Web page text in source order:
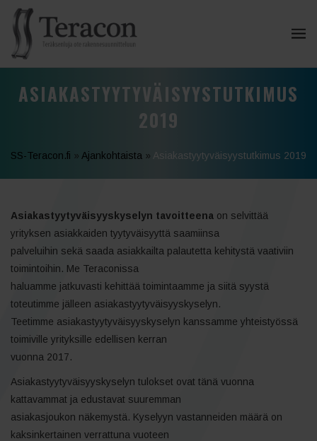
ASIAKASTYYTYVÄISYYSTUTKIMUS
2019
SS-Teracon.fi » Ajankohtaista » Asiakastyytyväisyystutkimus 2019
Asiakastyytyväisyyskyselyn tavoitteena on selvittää
yrityksen asiakkaiden tyytyväisyyttä saamiinsa
palveluihin sekä saada asiakkailta palautetta kehitystä vaativiin
toimintoihin. Me Teraconissa
haluamme jatkuvasti kehittää toimintaamme ja siitä syystä
toteutimme jälleen asiakastyytyväisyyskyselyn.
Teetimme asiakastyytyväisyyskyselyn kanssamme yhteistyössä
toimiville yrityksille edellisen kerran
vuonna 2017.
Asiakastyytyväisyyskyselyn tulokset ovat tänä vuonna
kattavammat ja edustavat suuremman
asiakasjoukon näkemystä. Kyselyyn vastanneiden määrä on
kaksinkertainen verrattuna vuoteen